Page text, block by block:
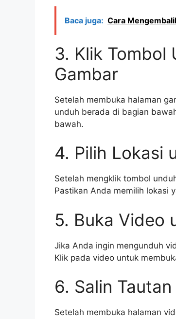
Baca juga: Cara
3. Klik Tombol
Gambar
Setelah membuka halaman
unduh berada di bagian
bawah.
4. Pilih Lokasi
Setelah mengklik tombol
Pastikan Anda memilih lokasi
5. Buka Video
Jika Anda ingin mengunduh
Klik pada video untuk
6. Salin
Setelah membuka halaman